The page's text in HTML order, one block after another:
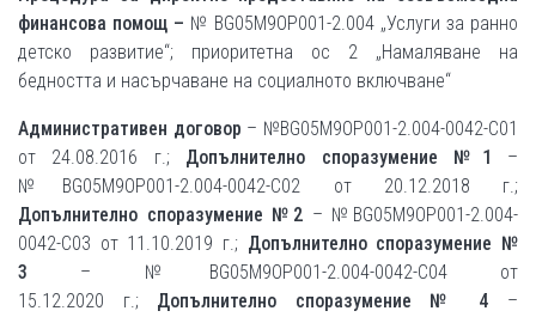
финансова помощ – № BG05M9OP001-2.004 „Услуги за ранно
детско развитие“; приоритетна ос 2 „Намаляване на
бедността и насърчаване на социалното включване“
Административен договор – №BG05M9OP001-2.004-0042-С01
от 24.08.2016 г.; Допълнително споразумение №1 –
№BG05M9OP001-2.004-0042-C02 от 20.12.2018 г.;
Допълнително споразумение №2 – №BG05M9OP001-2.004-
0042-C03 от 11.10.2019 г.; Допълнително споразумение №
3 – №BG05M9OP001-2.004-0042-C04 от
15.12.2020 г.; Допълнително споразумение № 4 –